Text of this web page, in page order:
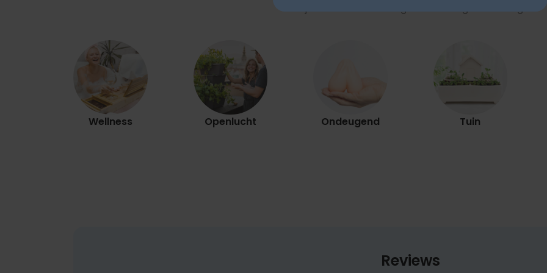
Bekijk onze andere categorie met ongewone dingen
Wellness Openlucht Ondeugend Tuin
Reviews